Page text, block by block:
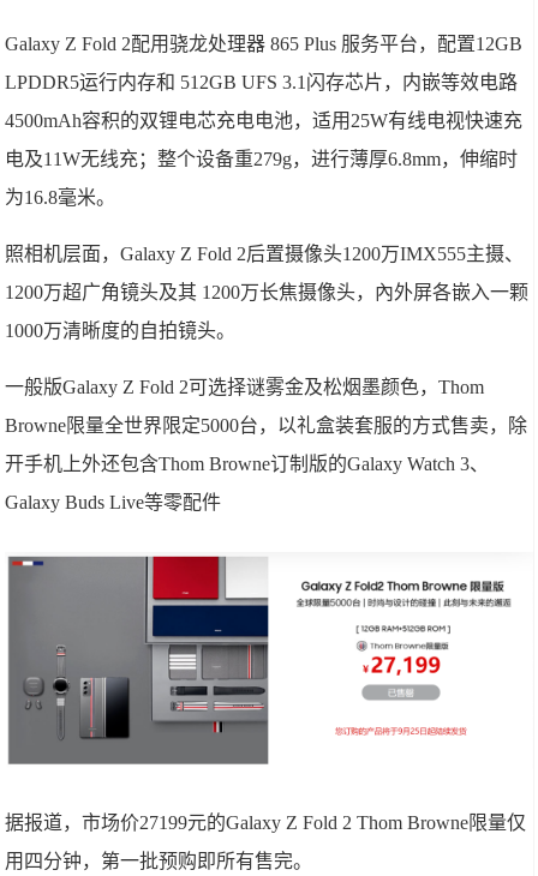
Galaxy Z Fold 2配用骁龙处理器 865 Plus 服务平台，配置12GB
LPDDR5运行内存和 512GB UFS 3.1闪存芯片，内嵌等效电路
4500mAh容积的双锂电芯充电电池，适用25W有线电视快速充
电及11W无线充；整个设备重279g，进行薄厚6.8mm，伸缩时
为16.8毫米。
照相机层面，Galaxy Z Fold 2后置摄像头1200万IMX555主摄、
1200万超广角镜头及其 1200万长焦摄像头，內外屏各嵌入一颗
1000万清晰度的自拍镜头。
一般版Galaxy Z Fold 2可选择谜雾金及松烟墨颜色，Thom
Browne限量全世界限定5000台，以礼盒装套服的方式售卖，除
开手机上外还包含Thom Browne订制版的Galaxy Watch 3、
Galaxy Buds Live等零配件
据报道，市场价27199元的Galaxy Z Fold 2 Thom Browne限量仅
用四分钟，第一批预购即所有售完。